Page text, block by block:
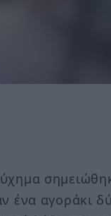
ένα αγοράκι